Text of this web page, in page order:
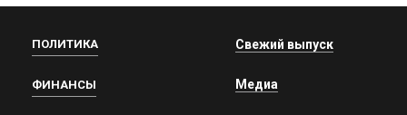
ПОЛИТИКА
ФИНАНСЫ
Свежий выпуск
Медиа